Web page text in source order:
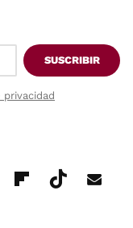
SUSCRIBIR